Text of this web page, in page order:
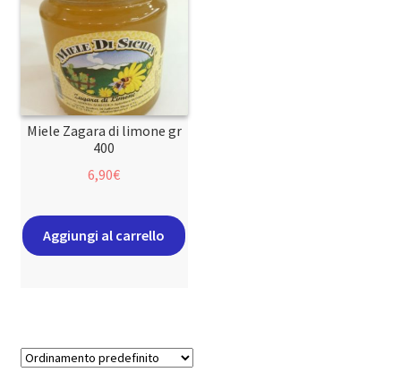
Miele Zagara di limone gr
400
6,90€
Aggiungi al carrello